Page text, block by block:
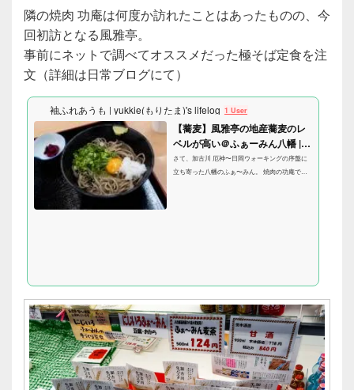
隣の焼肉 功庵は何度か訪れたことはあったものの、今
回初訪となる風雅亭。
事前にネットで調べてオススメだった極そば定食を注
文（詳細は日常ブログにて）
袖ふれあうも | yukkie(もりたま)'s lifelog 1 User
【蕎麦】風雅亭の地産蕎麦のレ
ベルが高い＠ふぁーみん八幡 |
袖ふれあうも - yukki...
さて、加古川 厄神〜日岡ウォーキングの序盤に
立ち寄った八幡のふぁ〜みん。 焼肉の功庵でラ